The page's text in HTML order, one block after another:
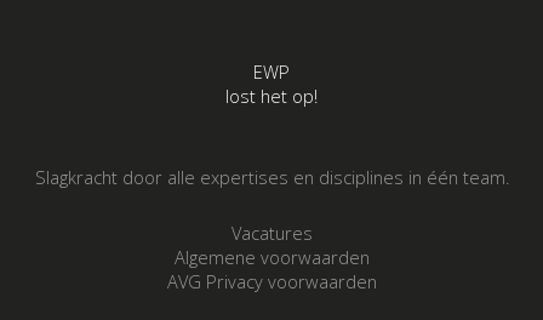
EWP
lost het op!
Slagkracht door alle expertises en disciplines in één team.
Vacatures
Algemene voorwaarden
AVG Privacy voorwaarden